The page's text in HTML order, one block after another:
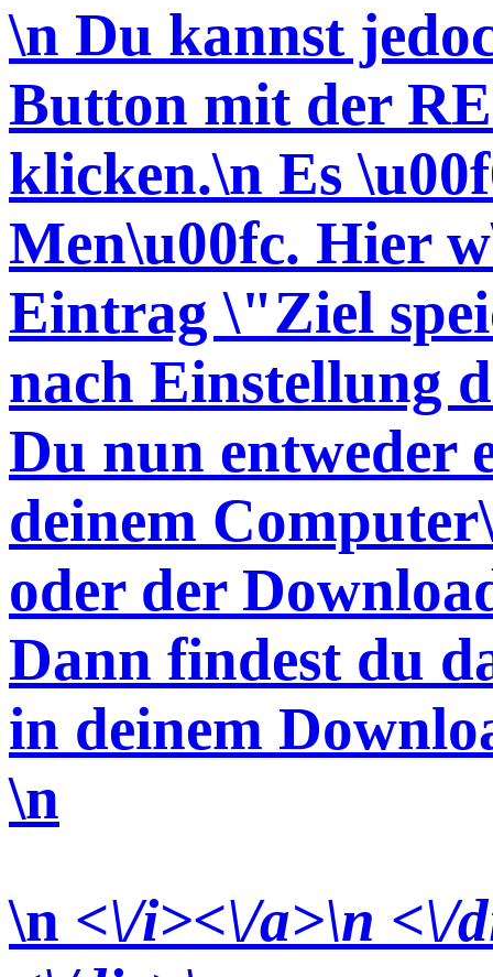
\n Du kannst
Button mit der
klicken.\n Es
Men\u00fc. Hier
Eintrag \"Ziel
nach Einstellung
Du nun entweder
deinem
oder der
Dann findest du
in deinem
\n
\n <\/i><\/a>\n <\/